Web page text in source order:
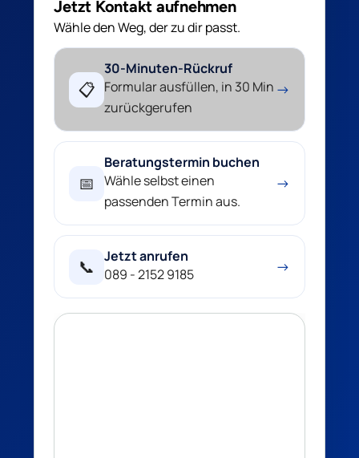
Jetzt Kontakt aufnehmen
Wähle den Weg, der zu dir passt.
📋
30-Minuten-Rückruf
Formular ausfüllen, in 30 Min
zurückgerufen
→
📅
Beratungstermin buchen
Wähle selbst einen
passenden Termin aus.
→
📞
Jetzt anrufen
089 - 2152 9185
→